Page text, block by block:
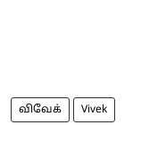
விவேக் Vivek